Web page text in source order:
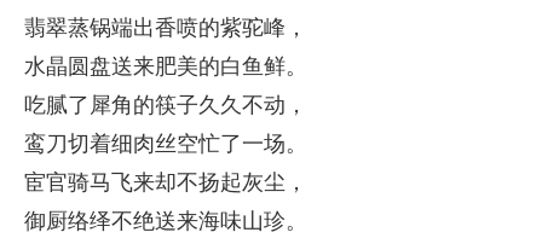
翡翠蒸锅端出香喷的紫驼峰，
水晶圆盘送来肥美的白鱼鲜。
吃腻了犀角的筷子久久不动，
鸾刀切着细肉丝空忙了一场。
宦官骑马飞来却不扬起灰尘，
御厨络绎不绝送来海味山珍。